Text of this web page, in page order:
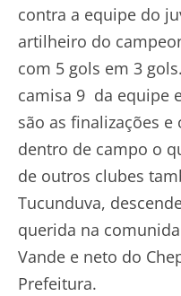
contra a equipe do
artilheiro do
com 5 gols em 3
camisa 9 da equipe
são as finalizações
dentro de campo o
de outros clubes
Tucunduva,
querida na
Vande e neto do
Prefeitura.